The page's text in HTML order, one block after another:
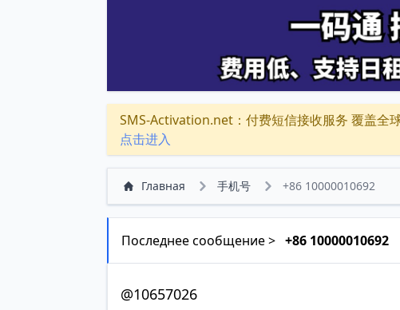
SMS-Activation.net：付费短信接收服务 覆盖
点击进入
Главная 手机号 +86 10000010692
Последнее сообщение > +86 10000010692
@10657026